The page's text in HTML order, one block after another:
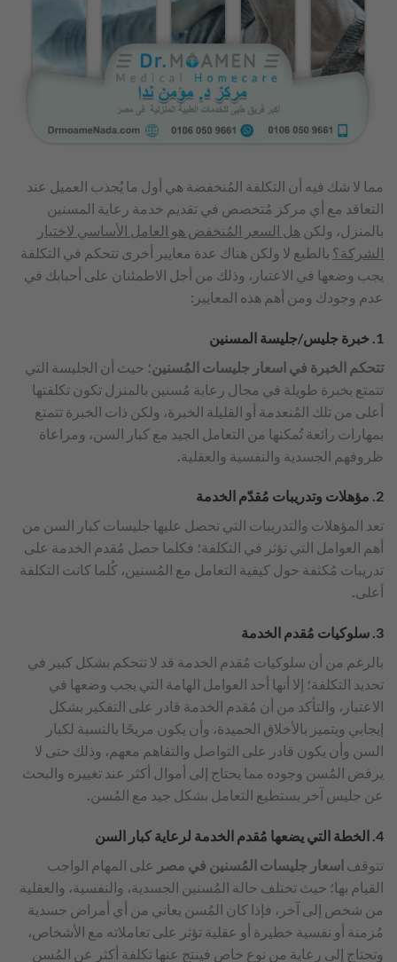
مما لا شك فيه أن التكلفة المُنخفضة هي أول ما يُجذب العميل عند
التعاقد مع أي مركز مُتخصص في تقديم خدمة رعاية المسنين
بالمنزل، ولكن هل السعر المُنخفض هو العامل الأساسي لاختيار
الشركة؟ بالطبع لا ولكن هناك عدة معايير أخرى تتحكم في التكلفة
يجب وضعها في الاعتبار، وذلك من أجل الاطمئنان على أحبابك في
عدم وجودك ومن أهم هذه المعايير:
1. خبرة جليس/جليسة المسنين
تتحكم الخبرة في اسعار جليسات المُسنين؛ حيث أن الجليسة التي
تتمتع بخبرة طويلة في مجال رعاية مُسنين بالمنزل تكون تكلفتها
أعلى من تلك المُنعدمة أو القليلة الخبرة، ولكن ذات الخبرة تتمتع
بمهارات رائعة تُمكنها من التعامل الجيد مع كبار السن، ومراعاة
ظروفهم الجسدية والنفسية والعقلية.
2. مؤهلات وتدريبات مُقدّم الخدمة
تعد المؤهلات والتدريبات التي تحصل عليها جليسات كبار السن من
أهم العوامل التي تؤثر في التكلفة؛ فكلما حصل مُقدم الخدمة على
تدريبات مُكثفة حول كيفية التعامل مع المُسنين، كُلما كانت التكلفة
أعلى.
3. سلوكيات مُقدم الخدمة
بالرغم من أن سلوكيات مُقدم الخدمة قد لا تتحكم بشكل كبير في
تحديد التكلفة؛ إلا أنها أحد العوامل الهامة التي يجب وضعها في
الاعتبار، والتأكد من أن مُقدم الخدمة قادر على التفكير بشكل
إيجابي ويتميز بالأخلاق الحميدة، وأن يكون مريحًا بالنسبة لكبار
السن وأن يكون قادر على التواصل والتفاهم معهم، وذلك حتى لا
يرفض المُسن وجوده مما يحتاج إلى أموال أكثر عند تغييره والبحث
عن جليس آخر يستطيع التعامل بشكل جيد مع المُسن.
4. الخطة التي يضعها مُقدم الخدمة لرعاية كبار السن
تتوقف اسعار جليسات المُسنين في مصر على المهام الواجب
القيام بها؛ حيث تختلف حالة المُسنين الجسدية، والنفسية، والعقلية
من شخص إلى آخر، فإذا كان المُسن يعاني من أي أمراض جسدية
مُزمنة أو نفسية خطيرة أو عقلية تؤثر على تعاملاته مع الأشخاص،
وتحتاج إلى رعاية من نوع خاص فينتج عنها تكلفة أكثر عن المُسن